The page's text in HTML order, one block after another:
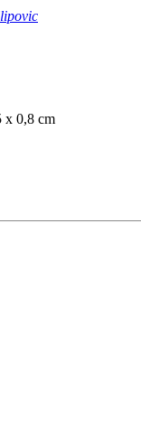
x 0,8 cm